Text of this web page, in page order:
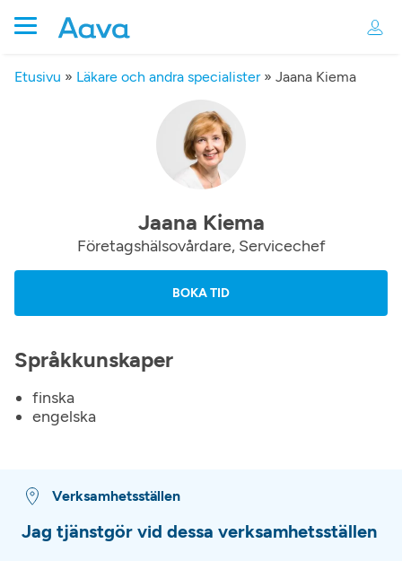
Etusivu » Läkare och andra specialister» Jaana Kiema
Jaana Kiema
Företagshälsovårdare, Servicechef
BOKA TID
Språkkunskaper
finska
engelska
Verksamhetsställen
Jag tjänstgör vid dessa verksamhetsställen